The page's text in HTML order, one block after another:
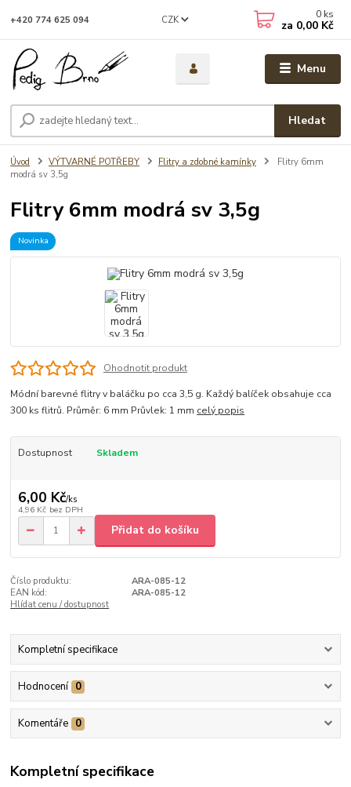
Menu
CZK
Hledat
+420 774 625 094 0 ks
za 0,00 Kč
Úvod VÝTVARNÉ POTŘEBY Flitry a zdobné kamínky
Flitry 6mm
modrá sv 3,5g
Flitry 6mm modrá sv 3,5g
Novinka
Ohodnotit produkt
Módní barevné flitry v baláčku po cca 3,5 g. Každý balíček obsahuje cca
300 ks flitrů. Průměr: 6 mm Průvlek: 1 mm celý popis
Dostupnost Skladem
6,00 Kč/ks
4,96 Kč bez DPH
Přidat do košíku
Číslo produktu:
ARA-085-12
EAN kód:
ARA-085-12
Hlídat cenu / dostupnost
Kompletní specifikace
Hodnocení 0
Komentáře 0
Kompletní specifikace